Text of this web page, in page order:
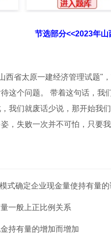
节选部分<<2023年
西省太原一建经济管理试题"
这个问题。 带着这句话，我
我们就废话少说，那开始我
，失败一次并不可怕，只要
式确定企业现金量使持有量的
一般上正比例关系
持有量的增加而增加